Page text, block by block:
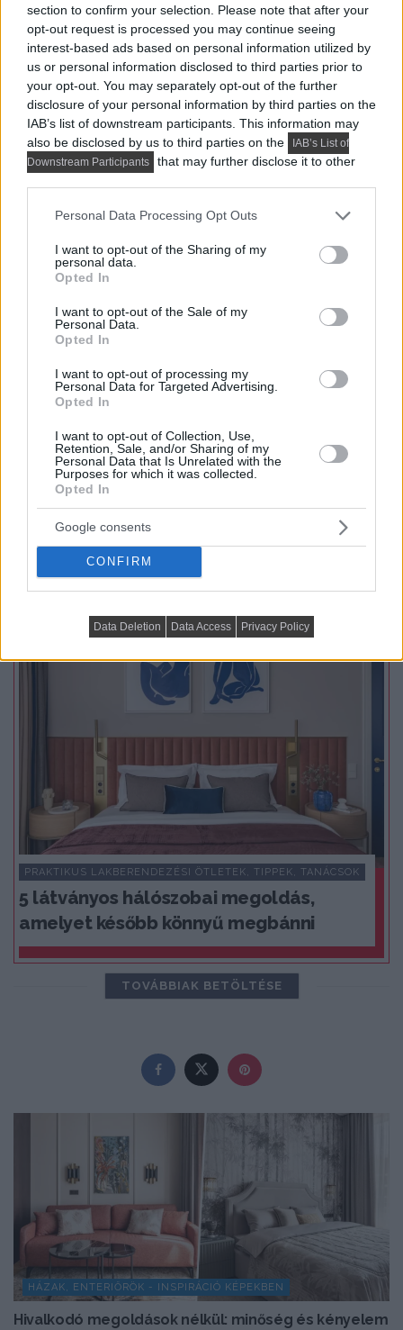
section to confirm your selection. Please note that after your
opt-out request is processed you may continue seeing
interest-based ads based on personal information utilized by
us or personal information disclosed to third parties prior to
your opt-out. You may separately opt-out of the further
disclosure of your personal information by third parties on the
IAB’s list of downstream participants. This information may
also be disclosed by us to third parties on the
IAB’s List of
Downstream Participants
that may further disclose it to other
Please note that this website/app uses one or more Google
not limited to your visit or usage behaviour. You may click to
grant or deny consent to Google and its third-party tags to
use your data for below specified purposes in below Google
consent section.
Personal Data Processing Opt Outs
I want to opt-out of the Sharing of my
personal data.
Opted In
I want to opt-out of the Sale of my
Personal Data.
Opted In
I want to opt-out of processing my
Personal Data for Targeted Advertising.
Opted In
I want to opt-out of Collection, Use,
Retention, Sale, and/or Sharing of my
Personal Data that Is Unrelated with the
Purposes for which it was collected.
Opted In
Google consents
CONFIRM
Data Deletion Data Access Privacy Policy
tervező ezt a 99 m²-es,...
Összeköltöző pár 56 m²-es lakása:
színes részletek
alakították ki, akik egy visszafogott, semleges enteriőr...
TOVÁBBIAK BETÖLTÉSE
Praktikus lakberendezési ötletek
PRAKTIKUS LAKBERENDEZÉSI ÖTLETEK, TIPPEK, TANÁCSOK
5 látványos hálószobai megoldás,
amelyet később könnyű megbánni
TOVÁBBIAK BETÖLTÉSE
HÁZAK, ENTERIŐRÖK - INSPIRÁCIÓ KÉPEKBEN
Hivalkodó megoldások nélkül: minőség és kényelem